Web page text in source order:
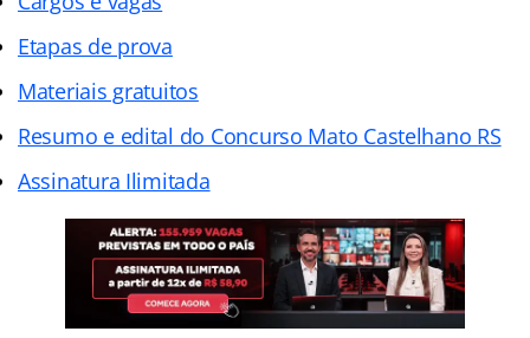
Etapas de prova
Materiais gratuitos
Resumo e edital do Concurso Mato Castelhano RS
Assinatura Ilimitada